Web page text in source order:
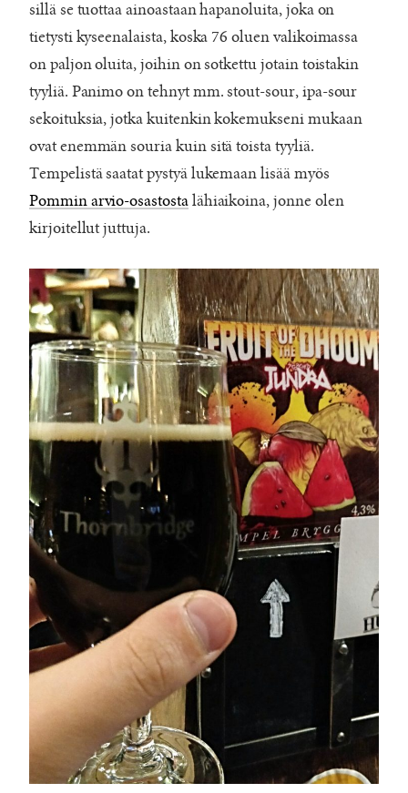
sillä se tuottaa ainoastaan hapanoluita, joka on
tietysti kyseenalaista, koska 76 oluen valikoimassa
on paljon oluita, joihin on sotkettu jotain toistakin
tyyliä. Panimo on tehnyt mm. stout-sour, ipa-sour
sekoituksia, jotka kuitenkin kokemukseni mukaan
ovat enemmän souria kuin sitä toista tyyliä.
Tempelistä saatat pystyä lukemaan lisää myös
Pommin arvio-osastostalähiaikoina, jonne olen
kirjoitellut juttuja.